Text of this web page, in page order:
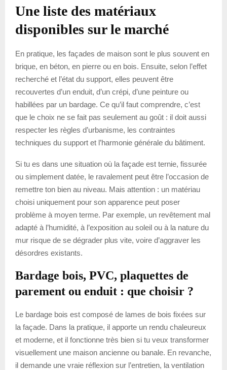
Une liste des matériaux
disponibles sur le marché
En pratique, les façades de maison sont le plus souvent en
brique, en béton, en pierre ou en bois. Ensuite, selon l’effet
recherché et l’état du support, elles peuvent être
recouvertes d’un enduit, d’un crépi, d’une peinture ou
habillées par un bardage. Ce qu’il faut comprendre, c’est
que le choix ne se fait pas seulement au goût : il doit aussi
respecter les règles d’urbanisme, les contraintes
techniques du support et l’harmonie générale du bâtiment.
Si tu es dans une situation où la façade est ternie, fissurée
ou simplement datée, le ravalement peut être l’occasion de
remettre ton bien au niveau. Mais attention : un matériau
choisi uniquement pour son apparence peut poser
problème à moyen terme. Par exemple, un revêtement mal
adapté à l’humidité, à l’exposition au soleil ou à la nature du
mur risque de se dégrader plus vite, voire d’aggraver les
désordres existants.
Bardage bois, PVC, plaquettes de
parement ou enduit : que choisir ?
Le bardage bois est composé de lames de bois fixées sur
la façade. Dans la pratique, il apporte un rendu chaleureux
et moderne, et il fonctionne très bien si tu veux transformer
visuellement une maison ancienne ou banale. En revanche,
il demande une vraie réflexion sur l’entretien, la ventilation